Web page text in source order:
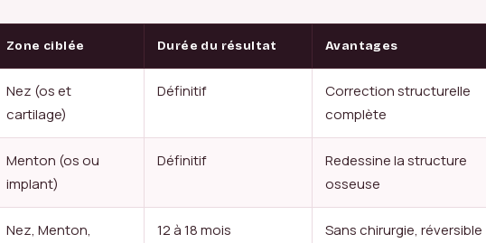
Zone ciblée Durée du résultat Avantages
Nez (os et
cartilage)
Définitif
Correction structurelle
complète
Menton (os ou
implant)
Définitif
Redessine la structure
osseuse
Nez, Menton,
12 à 18 mois Sans chirurgie, réversible